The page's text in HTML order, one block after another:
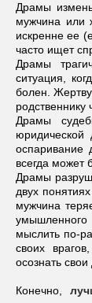
Драмы
мужчина или
искренне ее
часто ищет
Драмы
ситуация,
болен.
Драмы
юридической
оспаривание
всегда может
Драмы
двух
мужчина
мыслить по-
своих
осознать
Конечно,